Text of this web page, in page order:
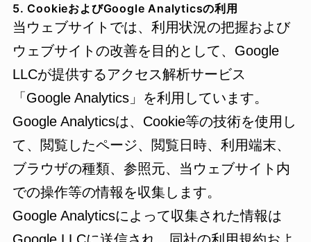
5. CookieおよびGoogle Analyticsの利用
当ウェブサイトでは、利用状況の把握および
ウェブサイトの改善を目的として、Google
LLCが提供するアクセス解析サービス
「Google Analytics」を利用しています。
Google Analyticsは、Cookie等の技術を使用し
て、閲覧したページ、閲覧日時、利用端末、
ブラウザの種類、参照元、当ウェブサイト内
での操作等の情報を収集します。
Google Analyticsによって収集された情報は